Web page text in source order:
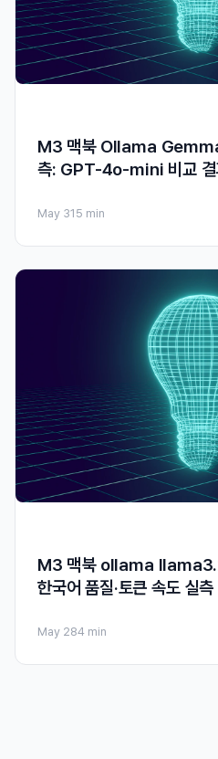
M3 맥북 Ollama
측: GPT-4o-mini 비교 결
May 31 5 min
M3 맥북 ollama
한국어 품질·토큰 속도 실
May 284 min